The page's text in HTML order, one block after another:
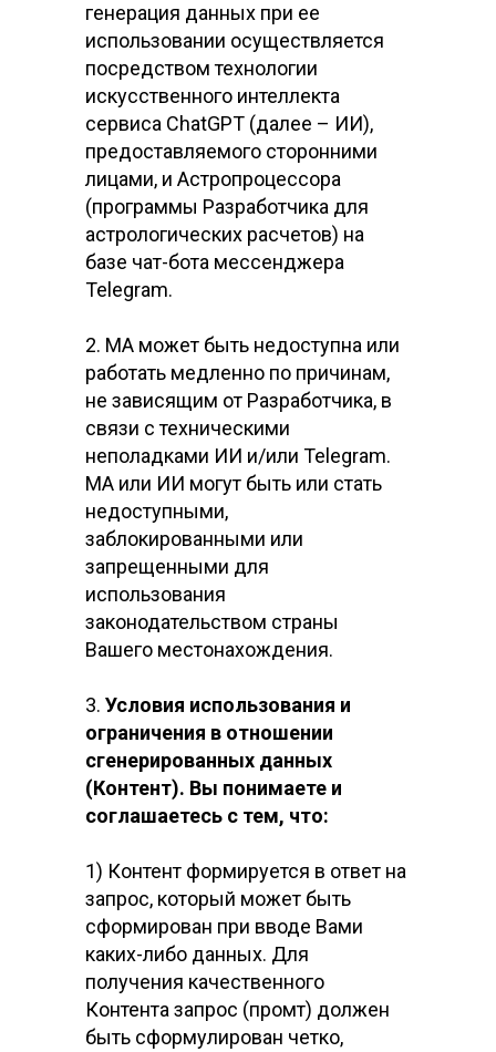
генерация данных при ее
использовании осуществляется
посредством технологии
искусственного интеллекта
сервиса ChatGPT (далее – ИИ),
предоставляемого сторонними
лицами, и Астропроцессора
(программы Разработчика для
астрологических расчетов) на
базе чат-бота мессенджера
Telegram.
2. МА может быть недоступна или
работать медленно по причинам,
не зависящим от Разработчика, в
связи с техническими
неполадками ИИ и/или Telegram.
МА или ИИ могут быть или стать
недоступными,
заблокированными или
запрещенными для
использования
законодательством страны
Вашего местонахождения.
3.Условия использования и
ограничения в отношении
сгенерированных данных
(Контент). Вы понимаете и
соглашаетесь с тем, что:
1) Контент формируется в ответ на
запрос, который может быть
сформирован при вводе Вами
каких-либо данных. Для
получения качественного
Контента запрос (промт) должен
быть сформулирован четко,